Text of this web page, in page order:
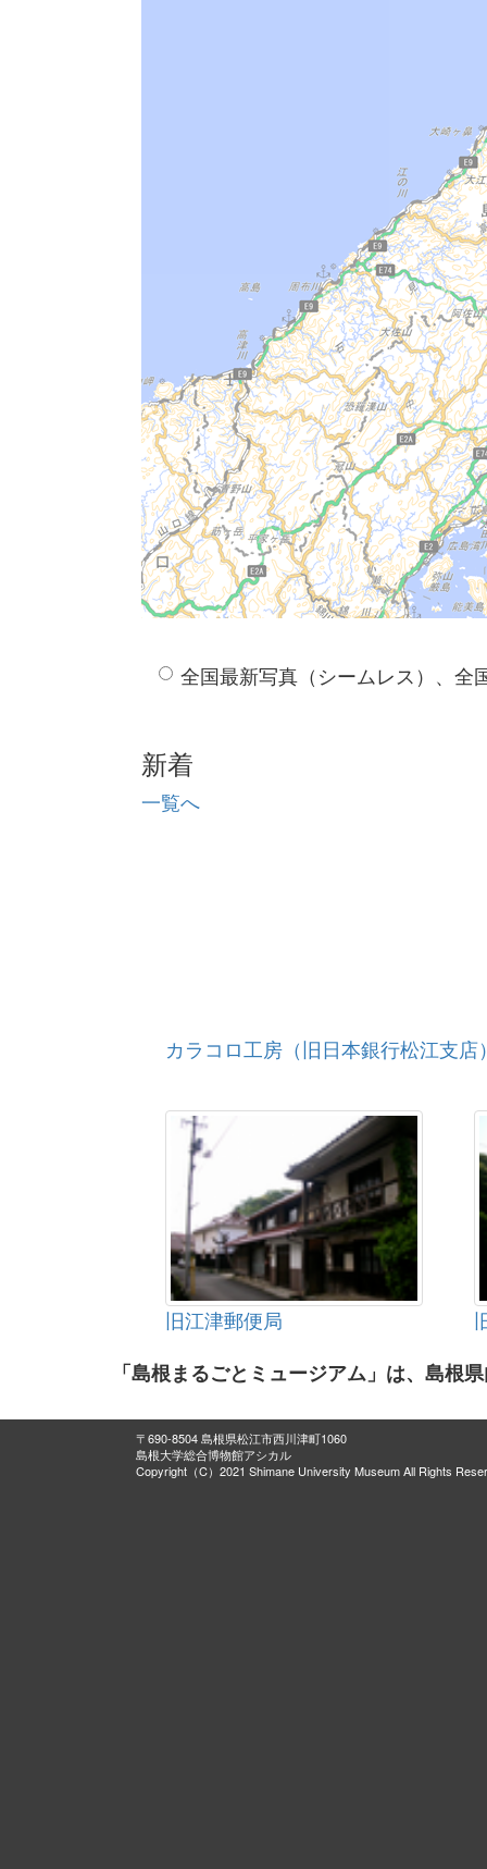
全国最新写真（シームレス）、全
新着
一覧へ
カラコロ工房（旧日本銀行松江支店
旧江津郵便局
「島根まるごとミュージアム」は、島根
〒690-8504 島根県松江市西川津町1060
島根大学総合博物館アシカル
Copyright（C）2021 Shimane University Museum All Rights